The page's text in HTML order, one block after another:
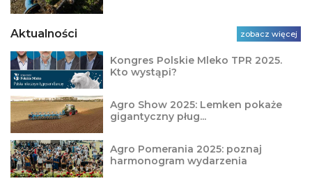
Aktualności zobacz więcej
Kongres Polskie Mleko TPR 2025.
Kto wystąpi?
Agro Show 2025: Lemken pokaże
gigantyczny pług...
Agro Pomerania 2025: poznaj
harmonogram wydarzenia